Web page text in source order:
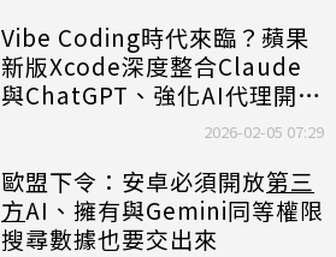
Vibe Coding時代來臨？蘋果
新版Xcode深度整合Claude
與ChatGPT、強化AI代理開發
2026-02-05 07:29
歐盟下令：安卓必須開放第三
方AI、擁有與Gemini同等權限
搜尋數據也要交出來